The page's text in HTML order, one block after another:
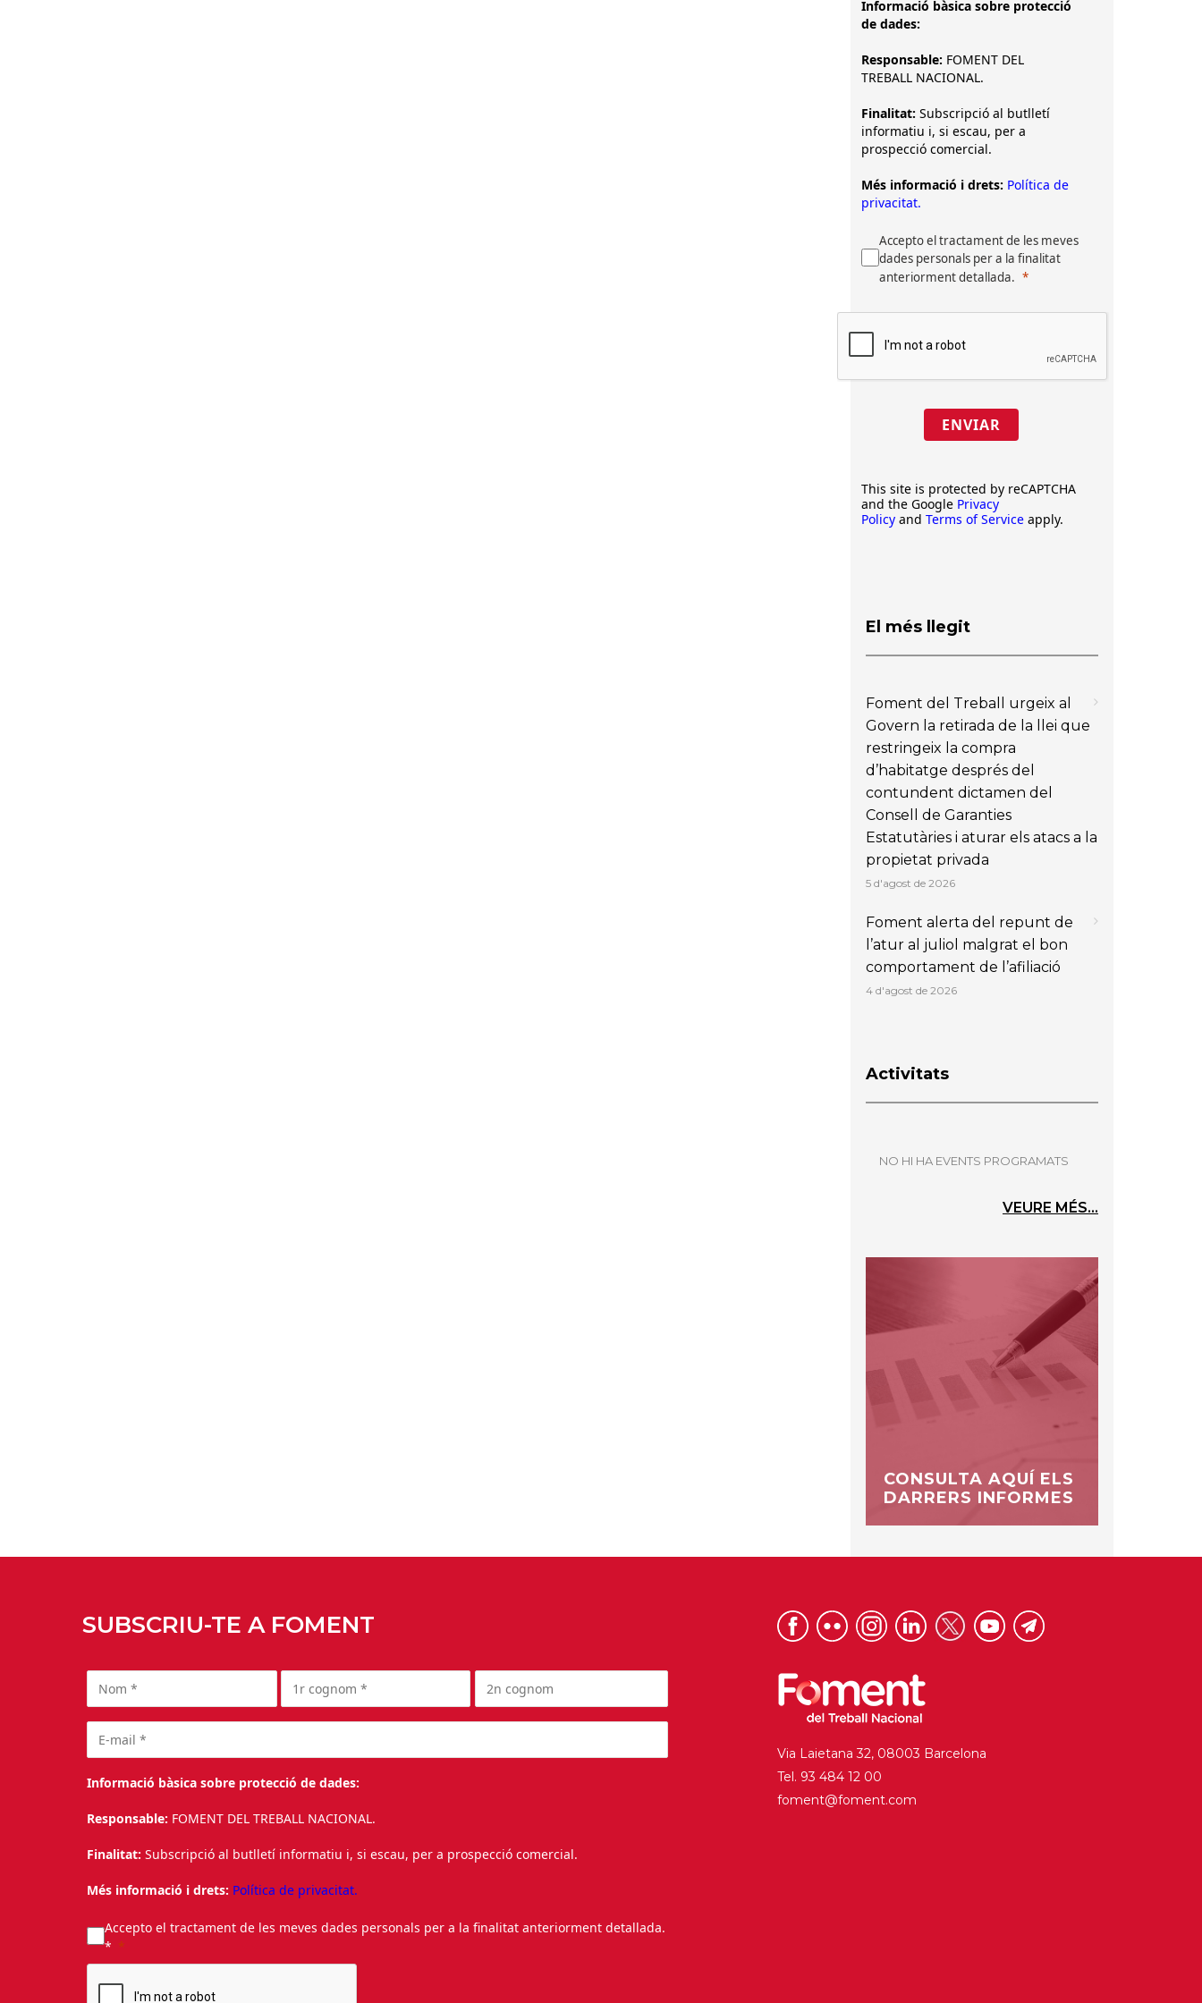
Informació bàsica sobre protecció
de dades:
Responsable: FOMENT DEL
TREBALL NACIONAL.
Finalitat: Subscripció al butlletí
informatiu i, si escau, per a
prospecció comercial.
Més informació i drets: Política de
privacitat.
Accepto el tractament de les meves
dades personals per a la finalitat
anteriorment detallada.
ENVIAR
This site is protected by reCAPTCHA
and the Google Privacy
Policy and Terms of Service apply.
El més llegit
Foment del Treball urgeix al
Govern la retirada de la llei que
restringeix la compra
d’habitatge després del
contundent dictamen del
Consell de Garanties
Estatutàries i aturar els atacs a la
propietat privada
5 d'agost de 2026
Foment alerta del repunt de
l’atur al juliol malgrat el bon
comportament de l’afiliació
4 d'agost de 2026
Activitats
NO HI HA EVENTS PROGRAMATS
VEURE MÉS...
CONSULTA AQUÍ ELS
DARRERS INFORMES
SUBSCRIU-TE A FOMENT
Informació bàsica sobre protecció de dades:
Responsable: FOMENT DEL TREBALL NACIONAL.
Finalitat: Subscripció al butlletí informatiu i, si escau, per a prospecció comercial.
Més informació i drets: Política de privacitat.
Accepto el tractament de les meves dades personals per a la finalitat anteriorment detallada.
*
Via Laietana 32, 08003 Barcelona
Tel. 93 484 12 00
foment@foment.com